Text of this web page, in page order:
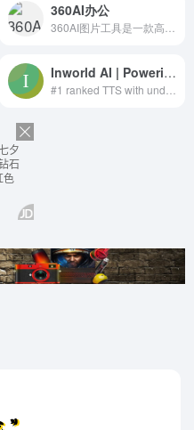
360AI办公
Inworld AI | Powering the Next Wave of Realtime AI Apps